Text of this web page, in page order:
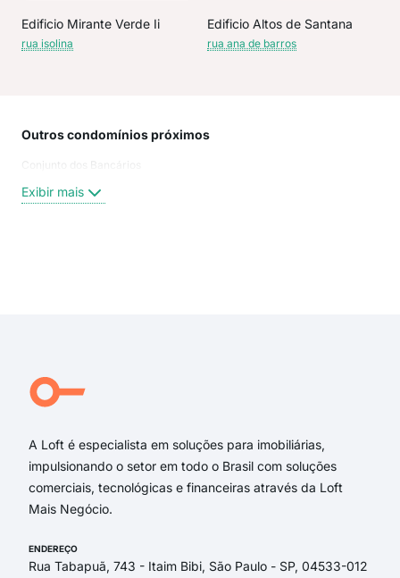
Edificio Mirante Verde Ii
rua isolina
Edificio Altos de Santana
rua ana de barros
Outros condomínios próximos
Conjunto dos Bancários
Exibir mais
A Loft é especialista em soluções para imobiliárias,
impulsionando o setor em todo o Brasil com soluções
comerciais, tecnológicas e financeiras através da Loft
Mais Negócio.
ENDEREÇO
Rua Tabapuã, 743 - Itaim Bibi, São Paulo - SP, 04533-012